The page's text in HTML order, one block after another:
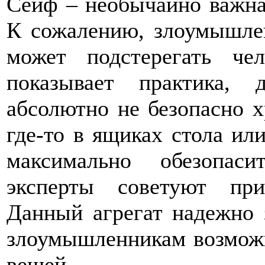
К сожалению,
может подстерегать
показывает
абсолютно не безопасно
где-то в ящиках стола
максимально
эксперты советуют
Данный агрегат
злоумышленникам